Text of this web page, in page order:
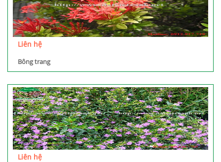
Liên hệ
Bông trang
Liên hệ